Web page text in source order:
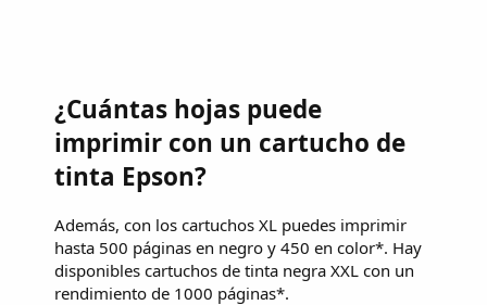
¿Cuántas hojas puede
imprimir con un cartucho de
tinta Epson?
Además, con los cartuchos XL puedes imprimir
hasta 500 páginas en negro y 450 en color*. Hay
disponibles cartuchos de tinta negra XXL con un
rendimiento de 1000 páginas*.